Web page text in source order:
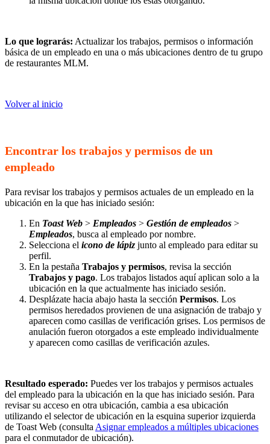
Lo que lograrás: Actualizar los trabajos, permisos o información
básica de un empleado en una o más ubicaciones dentro de tu grupo
de restaurantes MLM.
Volver al inicio
Encontrar los trabajos y permisos de un
empleado
Para revisar los trabajos y permisos actuales de un empleado en la
ubicación en la que has iniciado sesión:
En Toast Web > Empleados > Gestión de empleados >
Empleados, busca al empleado por nombre.
Selecciona el icono de lápiz junto al empleado para editar su
perfil.
En la pestaña Trabajos y permisos, revisa la sección
Trabajos y pago. Los trabajos listados aquí aplican solo a la
ubicación en la que actualmente has iniciado sesión.
Desplázate hacia abajo hasta la sección Permisos. Los
permisos heredados provienen de una asignación de trabajo y
aparecen como casillas de verificación grises. Los permisos de
anulación fueron otorgados a este empleado individualmente
y aparecen como casillas de verificación azules.
Resultado esperado: Puedes ver los trabajos y permisos actuales
del empleado para la ubicación en la que has iniciado sesión. Para
revisar su acceso en otra ubicación, cambia a esa ubicación
utilizando el selector de ubicación en la esquina superior izquierda
de Toast Web (consulta Asignar empleados a múltiples ubicaciones
para el conmutador de ubicación).